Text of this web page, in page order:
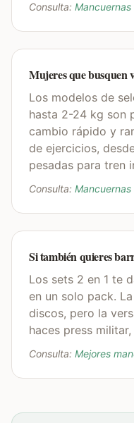
Consulta:
Mujeres que busquen
Los modelos de
hasta 2-24 kg son
cambio rápido y
de ejercicios,
pesadas para tren
Consulta:
Si también quieres
Los sets 2 en 1 te
en un solo pack.
discos, pero la
haces press
Consulta: Mejores